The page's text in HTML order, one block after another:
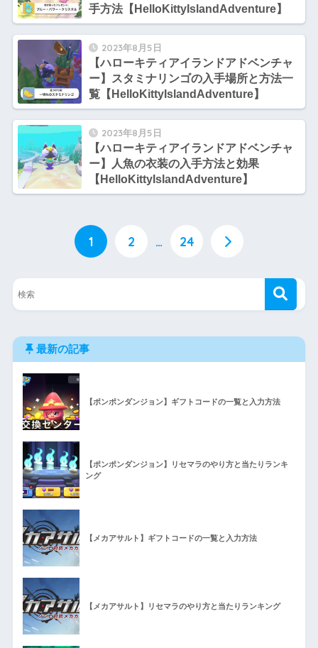
手方法【HelloKittyIslandAdventure】
2023年8月5日
【ハローキティアイランドアドベンチャ
ー】スタミナリンゴの入手場所と方法一
覧【HelloKittyIslandAdventure】
2023年8月5日
【ハローキティアイランドアドベンチャ
ー】人魚の衣装の入手方法と効果
【HelloKittyIslandAdventure】
1 2 … 24
最新の記事
【ポンポンダンジョン】ギフトコードの一覧と入力方法
【ポンポンダンジョン】リセマラのやり方と当たりランキ
ング
【メカアサルト】ギフトコードの一覧と入力方法
【メカアサルト】リセマラのやり方と当たりランキング